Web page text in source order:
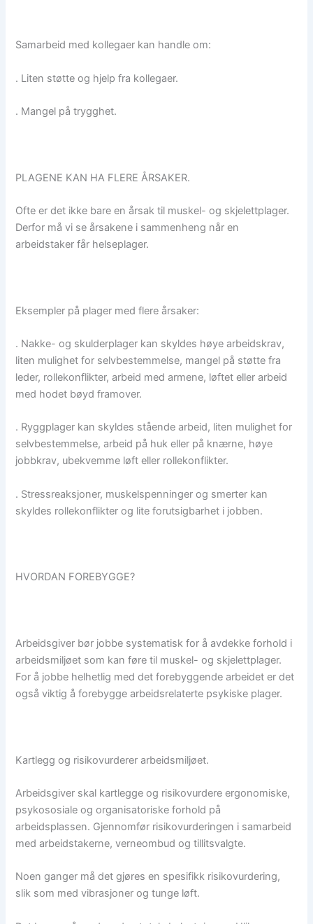
Samarbeid med kollegaer kan handle om:
. Liten støtte og hjelp fra kollegaer.
. Mangel på trygghet.
PLAGENE KAN HA FLERE ÅRSAKER.
Ofte er det ikke bare en årsak til muskel- og skjelettplager.
Derfor må vi se årsakene i sammenheng når en
arbeidstaker får helseplager.
Eksempler på plager med flere årsaker:
. Nakke- og skulderplager kan skyldes høye arbeidskrav,
liten mulighet for selvbestemmelse, mangel på støtte fra
leder, rollekonflikter, arbeid med armene, løftet eller arbeid
med hodet bøyd framover.
. Ryggplager kan skyldes stående arbeid, liten mulighet for
selvbestemmelse, arbeid på huk eller på knærne, høye
jobbkrav, ubekvemme løft eller rollekonflikter.
. Stressreaksjoner, muskelspenninger og smerter kan
skyldes rollekonflikter og lite forutsigbarhet i jobben.
HVORDAN FOREBYGGE?
Arbeidsgiver bør jobbe systematisk for å avdekke forhold i
arbeidsmiljøet som kan føre til muskel- og skjelettplager.
For å jobbe helhetlig med det forebyggende arbeidet er det
også viktig å forebygge arbeidsrelaterte psykiske plager.
Kartlegg og risikovurderer arbeidsmiljøet.
Arbeidsgiver skal kartlegge og risikovurdere ergonomiske,
psykososiale og organisatoriske forhold på
arbeidsplassen. Gjennomfør risikovurderingen i samarbeid
med arbeidstakerne, verneombud og tillitsvalgte.
Noen ganger må det gjøres en spesifikk risikovurdering,
slik som med vibrasjoner og tunge løft.